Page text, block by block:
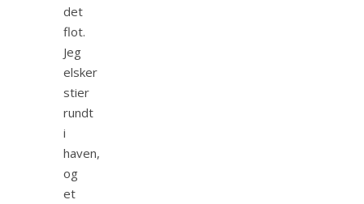
det
flot.
Jeg
elsker
stier
rundt
i
haven,
og
et